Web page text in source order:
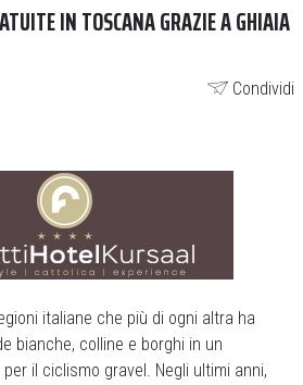
IN TOSCANA GRAZIE A GHIAIA
Condividi
italiane che più di ogni altra ha
bianche, colline e borghi in un
il ciclismo gravel. Negli ultimi anni,